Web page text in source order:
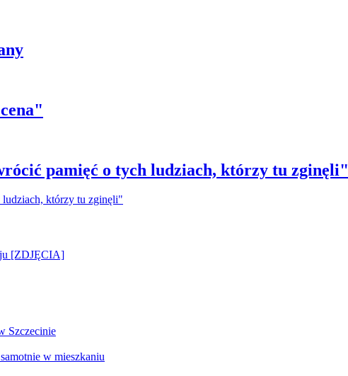
pamięć o tych ludziach, którzy tu zginęli"
[ZDJĘCIA]
Szczecinie
w mieszkaniu